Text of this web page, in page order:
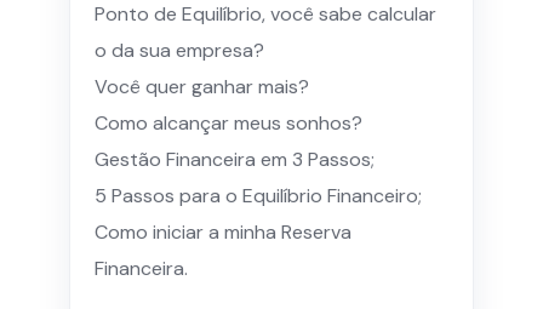
Ponto de Equilíbrio, você sabe calcular
o da sua empresa?
Você quer ganhar mais?
Como alcançar meus sonhos?
Gestão Financeira em 3 Passos;
5 Passos para o Equilíbrio Financeiro;
Como iniciar a minha Reserva
Financeira.